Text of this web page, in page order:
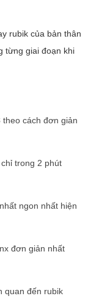
rubik của bản thân
từng giai đoạn khi
cách đơn giản
trong 2 phút
ngon nhất hiện
đơn giản nhất
quan đến rubik